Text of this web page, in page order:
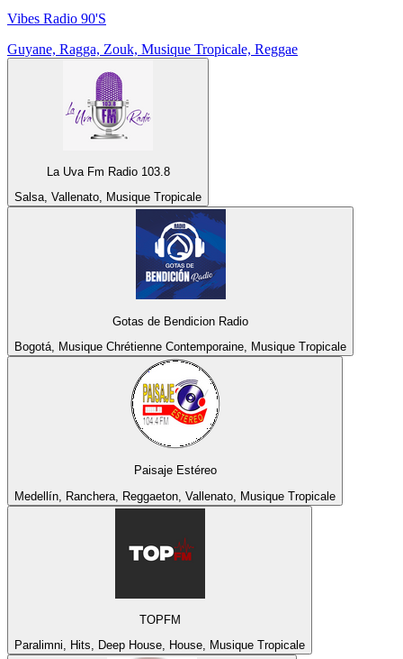
Vibes Radio 90'S
Guyane, Ragga, Zouk, Musique Tropicale, Reggae
La Uva Fm Radio 103.8
Salsa, Vallenato, Musique Tropicale
Gotas de Bendicion Radio
Bogotá, Musique Chrétienne Contemporaine, Musique Tropicale
Paisaje Estéreo
Medellín, Ranchera, Reggaeton, Vallenato, Musique Tropicale
TOPFM
Paralimni, Hits, Deep House, House, Musique Tropicale